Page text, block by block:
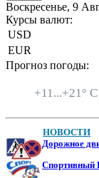
Воскресенье, 9
Курсы валют:
USD
EUR
Прогноз погоды:
+11...+21° C
НОВОСТИ
Дорожное
Спортивный